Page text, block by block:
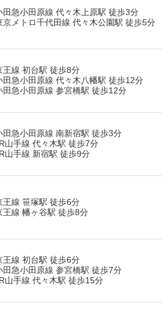
田急小田原線 代々木上原駅 徒歩3分
京メトロ千代田線 代々木公園駅 徒歩5分
王線 初台駅 徒歩8分
田急小田原線 代々木八幡駅 徒歩12分
田急小田原線 参宮橋駅 徒歩12分
田急小田原線 南新宿駅 徒歩3分
山手線 代々木駅 徒歩7分
山手線 新宿駅 徒歩9分
王線 笹塚駅 徒歩6分
王線 幡ヶ谷駅 徒歩8分
王線 初台駅 徒歩6分
田急小田原線 参宮橋駅 徒歩7分
山手線 代々木駅 徒歩15分